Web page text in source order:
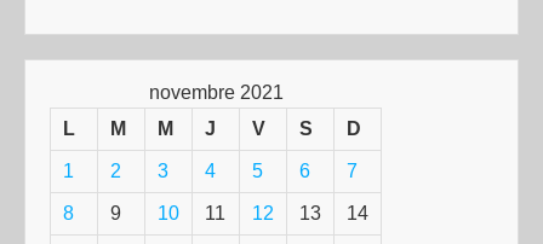
novembre 2021
L
M M J V S D
1 2 3 4 5 6 7
8 9 10 11 12 13 14